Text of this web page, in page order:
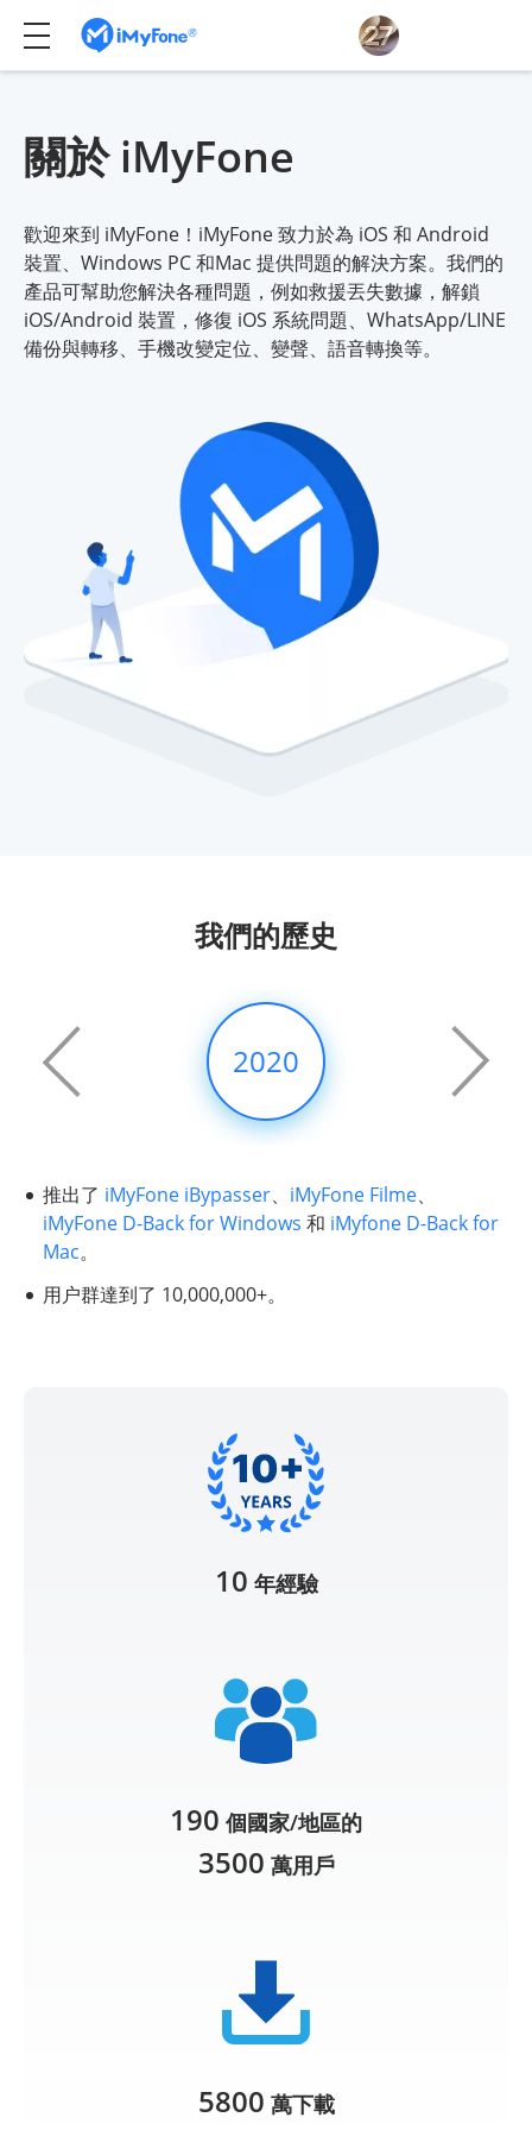
關於 iMyFone
歡迎來到 iMyFone！iMyFone 致力於為 iOS 和 Android
裝置、Windows PC 和Mac 提供問題的解決方案。我們的
產品可幫助您解決各種問題，例如救援丟失數據，解鎖
iOS/Android 裝置，修復 iOS 系統問題、WhatsApp/LINE
備份與轉移、手機改變定位、變聲、語音轉換等。
我們的歷史
2020
推出了 iMyFone iBypasser、 iMyFone Filme、
iMyFone D-Back for Windows 和 iMyfone D-Back for
Mac。
用户群達到了 10,000,000+。
10 年經驗
190 個國家/地區的
3500 萬用戶
5800 萬下載